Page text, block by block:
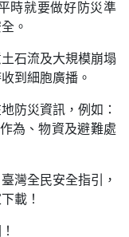
時就要做好防災準
。
石流及大規模崩塌
到細胞廣播。
防災資訊，例如：
為、物資及避難處
灣全民安全指引，
載！